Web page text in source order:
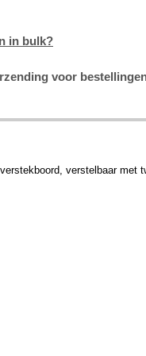
in bulk?
voor
verstelbaar met